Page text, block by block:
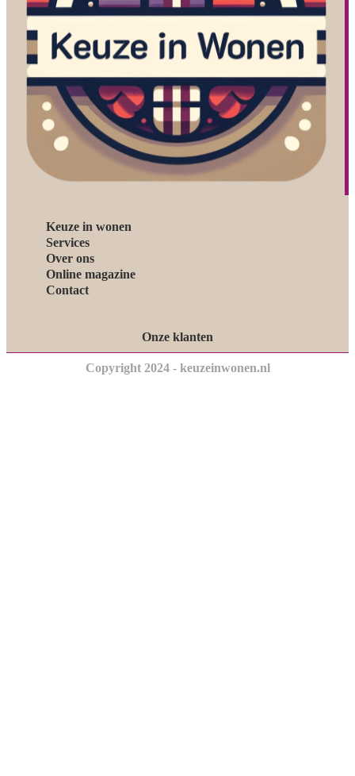
Keuze in wonen
Services
Over ons
Online magazine
Contact
Onze klanten
Copyright 2024 - keuzeinwonen.nl